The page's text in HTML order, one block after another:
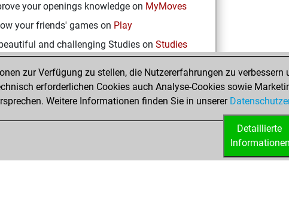
your openings knowledge on MyMoves
your friends' games on Play
and challenging Studies on Studies
zur Verfügung zu stellen, die Nutzererfahrungen zu verbessern
erforderlichen Cookies auch Analyse-Cookies sowie
Weitere Informationen finden Sie in unserer
Detaillierte
Informationen